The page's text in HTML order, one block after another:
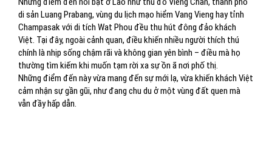
di sản Luang Prabang, vùng du lịch mạo hiểm Vang Vieng hay tỉnh
Champasak với di tích Wat Phou đều thu hút đông đảo khách
Việt. Tại đây, ngoài cảnh quan, điều khiến nhiều người thích thú
chính là nhịp sống chậm rãi và không gian yên bình – điều mà họ
thường tìm kiếm khi muốn tạm rời xa sự ồn ã nơi phố thị.
Những điểm đến này vừa mang đến sự mới lạ, vừa khiến khách Việt
cảm nhận sự gần gũi, như đang chu du ở một vùng đất quen mà
vẫn đầy hấp dẫn.